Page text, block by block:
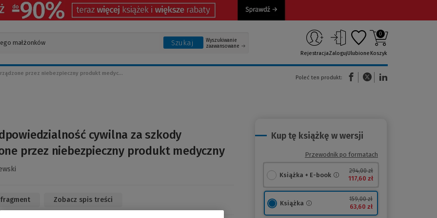
Szukaj
Wyszukiwanie
zaawansowane
RejestracjaZalogujUlubione
0
Koszyk
przez niebezpieczny produkt medyc...
Poleć ten produkt:
(Nowe okno)(Link do innej strony)
cywilna za szkody
przez niebezpieczny produkt medyczny
Zobacz spis treści
Kup tę książkę w wersji
Przewodnik po formatach
Książka + E-book
294,00 zł
117,60 zł
Książka
159,00 zł
63,60 zł